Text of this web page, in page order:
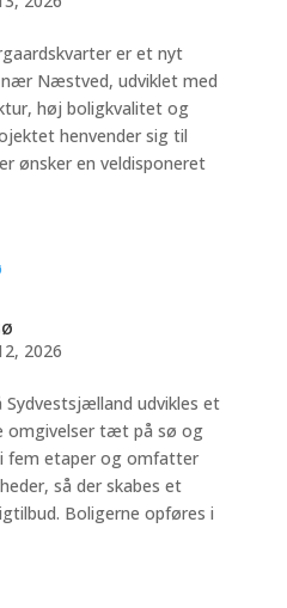
er et nyt
Næstved, udviklet med
høj boligkvalitet og
henvender sig til
ønsker en veldisponeret
2026
Sydvestsjælland udvikles et
omgivelser tæt på sø og
fem etaper og omfatter
så der skabes et
Boligerne opføres i